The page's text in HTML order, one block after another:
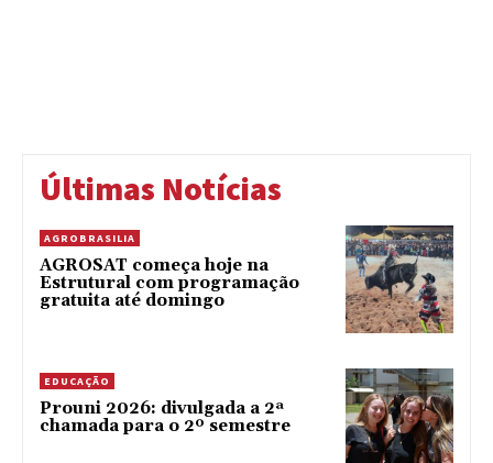
Últimas Notícias
AGROBRASILIA
AGROSAT começa hoje na
Estrutural com programação
gratuita até domingo
EDUCAÇÃO
Prouni 2026: divulgada a 2ª
chamada para o 2º semestre